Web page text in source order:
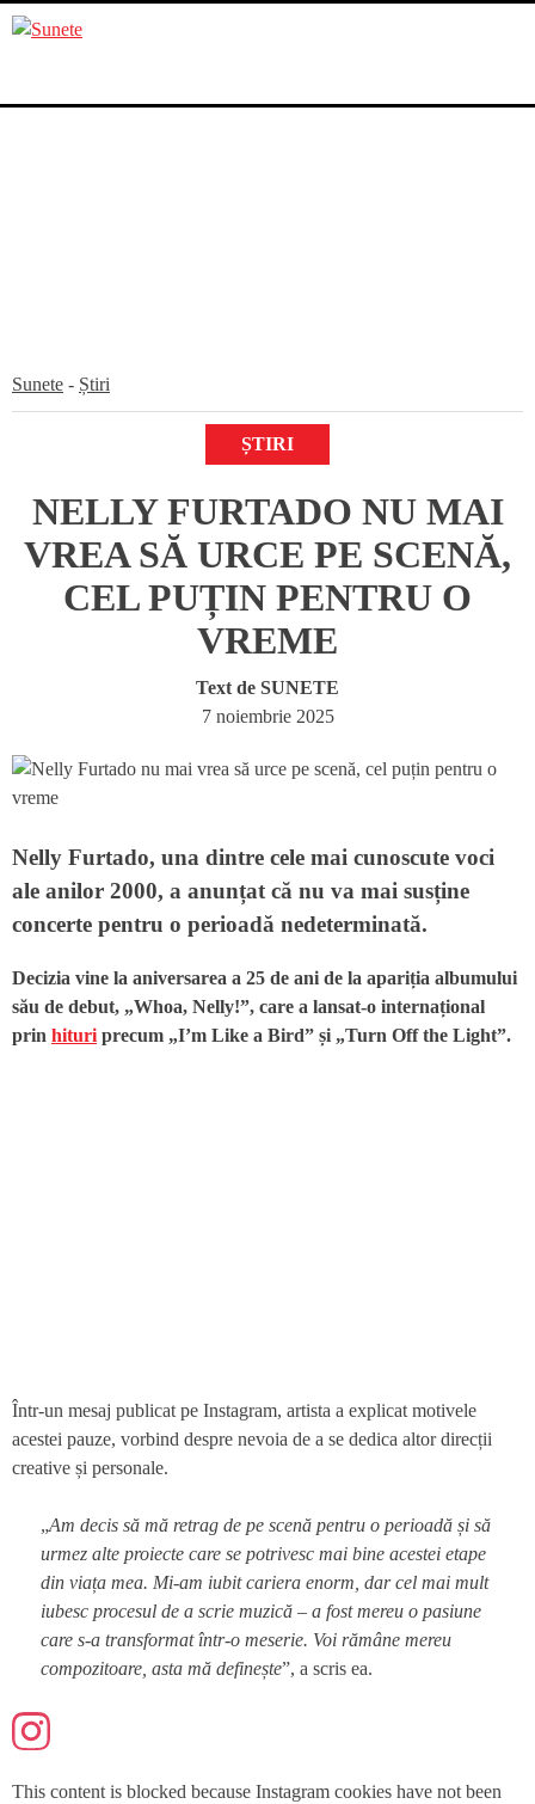
Sunete - Știri
ȘTIRI
NELLY FURTADO NU MAI
VREA SĂ URCE PE SCENĂ,
CEL PUȚIN PENTRU O
VREME
Text de SUNETE
7 noiembrie 2025
Nelly Furtado, una dintre cele mai cunoscute voci
ale anilor 2000, a anunțat că nu va mai susține
concerte pentru o perioadă nedeterminată.
Decizia vine la aniversarea a 25 de ani de la apariția albumului
său de debut, „Whoa, Nelly!”, care a lansat-o internațional
prin hituri precum „I’m Like a Bird” și „Turn Off the Light”.
Într-un mesaj publicat pe Instagram, artista a explicat motivele
acestei pauze, vorbind despre nevoia de a se dedica altor direcții
creative și personale.
„Am decis să mă retrag de pe scenă pentru o perioadă și să
urmez alte proiecte care se potrivesc mai bine acestei etape
din viața mea. Mi-am iubit cariera enorm, dar cel mai mult
iubesc procesul de a scrie muzică – a fost mereu o pasiune
care s-a transformat într-o meserie. Voi rămâne mereu
compozitoare, asta mă definește”, a scris ea.
This content is blocked because Instagram cookies have not been